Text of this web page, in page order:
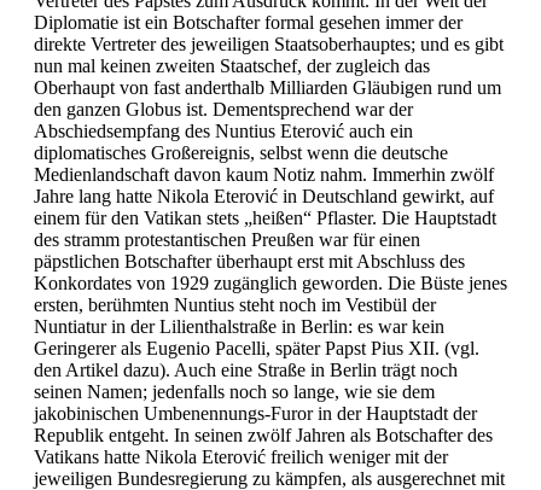
Diplomatie ist ein Botschafter formal gesehen immer der
direkte Vertreter des jeweiligen Staatsoberhauptes; und es gibt
nun mal keinen zweiten Staatschef, der zugleich das
Oberhaupt von fast anderthalb Milliarden Gläubigen rund um
den ganzen Globus ist. Dementsprechend war der
Abschiedsempfang des Nuntius Eterović auch ein
diplomatisches Großereignis, selbst wenn die deutsche
Medienlandschaft davon kaum Notiz nahm. Immerhin zwölf
Jahre lang hatte Nikola Eterović in Deutschland gewirkt, auf
einem für den Vatikan stets „heißen“ Pflaster. Die Hauptstadt
des stramm protestantischen Preußen war für einen
päpstlichen Botschafter überhaupt erst mit Abschluss des
Konkordates von 1929 zugänglich geworden. Die Büste jenes
ersten, berühmten Nuntius steht noch im Vestibül der
Nuntiatur in der Lilienthalstraße in Berlin: es war kein
Geringerer als Eugenio Pacelli, später Papst Pius XII. (vgl.
den Artikel dazu). Auch eine Straße in Berlin trägt noch
seinen Namen; jedenfalls noch so lange, wie sie dem
jakobinischen Umbenennungs-Furor in der Hauptstadt der
Republik entgeht. In seinen zwölf Jahren als Botschafter des
Vatikans hatte Nikola Eterović freilich weniger mit der
jeweiligen Bundesregierung zu kämpfen, als ausgerechnet mit